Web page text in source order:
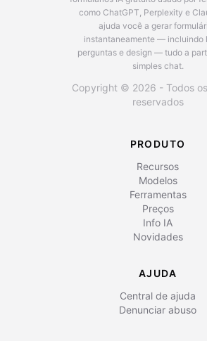
como ChatGPT, Perplexity e
ajuda você a gerar
instantaneamente — incluindo
perguntas e design — tudo a
simples chat.
Copyright © 2026 - Todos
reservados
PRODUTO
Recursos
Modelos
Ferramentas
Preços
Info IA
Novidades
AJUDA
Central de ajuda
Denunciar abuso